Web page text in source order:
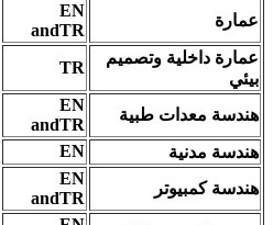
عمارة
EN
andTR
عمارة داخلية وتصميم
بيئي
TR
هندسة معدات طبية
EN
andTR
هندسة مدنية
EN
هندسة كمبيوتر
EN
andTR